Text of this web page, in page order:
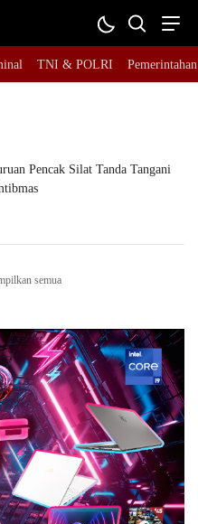
TNI & POLRI Pemerintahan
Pencak Silat Tanda Tangani
semua